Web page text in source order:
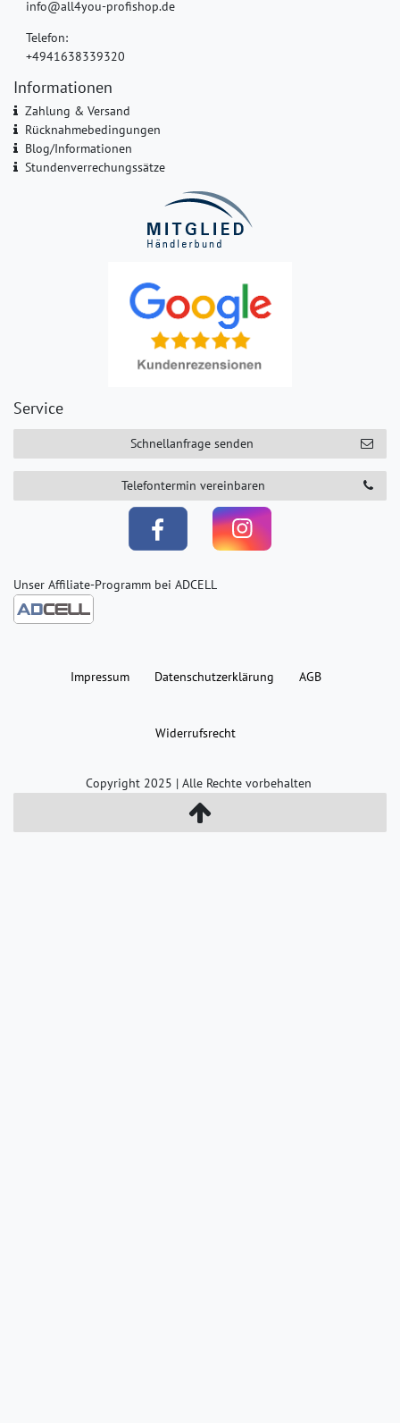
info@all4you-profishop.de
Telefon:
+4941638339320
Informationen
Zahlung & Versand
Rücknahmebedingungen
Blog/Informationen
Stundenverrechungssätze
Service
Schnellanfrage senden
Telefontermin vereinbaren
Unser Affiliate-Programm bei ADCELL
Impressum Daten­schutz­erklärung AGB
Widerrufs­recht
Copyright 2025 | Alle Rechte vorbehalten